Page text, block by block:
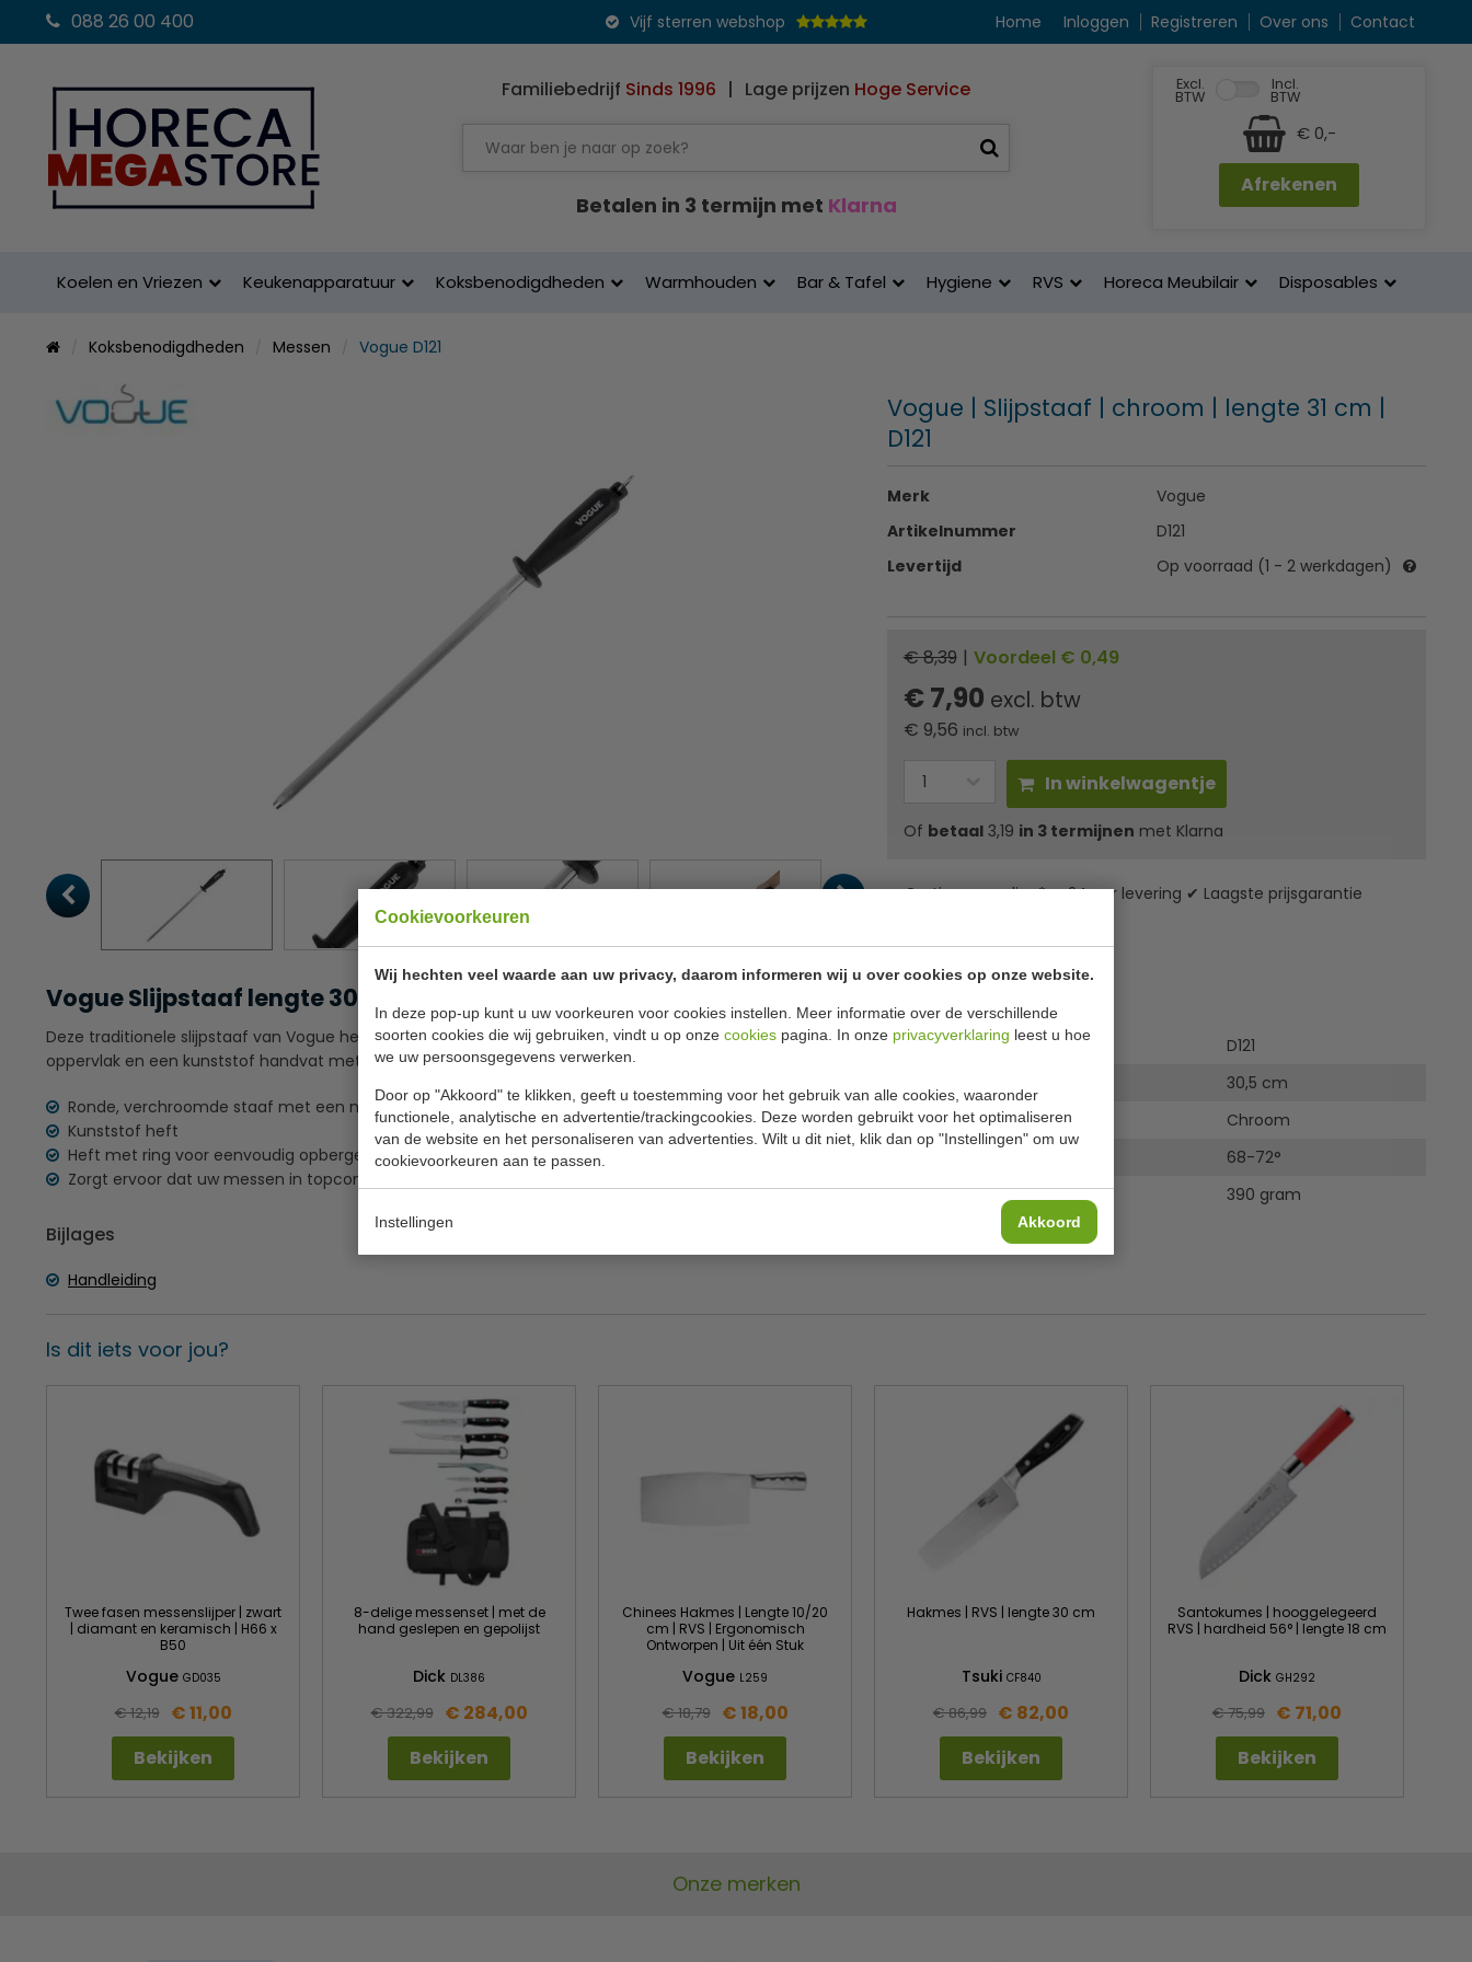
Cookievoorkeuren
Wij hechten veel waarde aan uw privacy, daarom informeren wij u over cookies op onze website.
In deze pop-up kunt u uw voorkeuren voor cookies instellen. Meer informatie over de verschillende
soorten cookies die wij gebruiken, vindt u op onze cookies pagina. In onze privacyverklaring leest u hoe
we uw persoonsgegevens verwerken.
Door op "Akkoord" te klikken, geeft u toestemming voor het gebruik van alle cookies, waaronder
functionele, analytische en advertentie/trackingcookies. Deze worden gebruikt voor het optimaliseren
van de website en het personaliseren van advertenties. Wilt u dit niet, klik dan op "Instellingen" om uw
cookievoorkeuren aan te passen.
Instellingen Akkoord
088 26 00 400 Vijf sterren webshop Home Inloggen Registreren Over ons Contact
Familiebedrijf Sinds 1996 | Lage prijzen Hoge Service
Betalen in 3 termijn met Klarna
Excl.
BTW
Incl.
BTW
€ 0,-
Afrekenen
Koelen en Vriezen Keukenapparatuur Koksbenodigdheden Warmhouden Bar & Tafel Hygiene RVS Horeca Meubilair Disposables
Koksbenodigdheden Messen Vogue D121
Vogue | Slijpstaaf | chroom | lengte 31 cm |
D121
Merk
Vogue
Artikelnummer
D121
Levertijd
Op voorraad (1 - 2 werkdagen)
€ 8,39 | Voordeel € 0,49
€ 7,90 excl. btw
€ 9,56 incl. btw
In winkelwagentje
Of betaal3,19 in 3 termijnen met Klarna
✔ Gratis verzending* ✔ 24 uur levering ✔ Laagste prijsgarantie
Vogue Slijpstaaf lengte 30,5 cm
Deze traditionele slijpstaaf van Vogue heeft een ronde, verchroomde staaf met een medium grof
oppervlak en een kunststof handvat met ring.
Ronde, verchroomde staaf met een medium grof oppervlak
Kunststof heft
Heft met ring voor eenvoudig opbergen
Zorgt ervoor dat uw messen in topconditie blijven
Bijlages
Handleiding
Model
D121
30,5 cm
Materiaal
Chroom
68-72°
Gewicht
390 gram
Is dit iets voor jou?
Twee fasen messenslijper | zwart
| diamant en keramisch | H66 x
B50
Vogue GD035
€ 12,19
€ 11,00
Bekijken
8-delige messenset | met de
hand geslepen en gepolijst
Dick DL386
€ 322,99
€ 284,00
Bekijken
Chinees Hakmes | Lengte 10/20
cm | RVS | Ergonomisch
Ontworpen | Uit één Stuk
Vogue L259
€ 18,79
€ 18,00
Bekijken
Hakmes | RVS | lengte 30 cm
Tsuki CF840
€ 86,99 € 82,00
Bekijken
Santokumes | hooggelegeerd
RVS | hardheid 56° | lengte 18 cm
Dick GH292
€ 75,99 € 71,00
Bekijken
Onze merken